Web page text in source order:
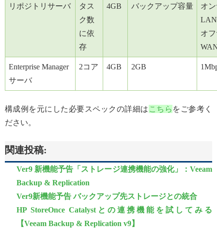
リポジトリサーバ
タス
ク数
に依
存
4GB バックアップ容量
オ
LAN
オ
Enterprise Manager
サーバ
2コア 4GB 2GB
構成例を元にした必要スペックの詳細は こちら をご参考く
ださい。
関連投稿:
Ver9 新機能予告「ストレージ連携機能の強化」：Veeam
Backup & Replication
Ver9新機能予告 バックアップ先ストレージとの統合
HP StoreOnce Catalystとの連携機能を試してみる
【Veeam Backup & Replication v9】